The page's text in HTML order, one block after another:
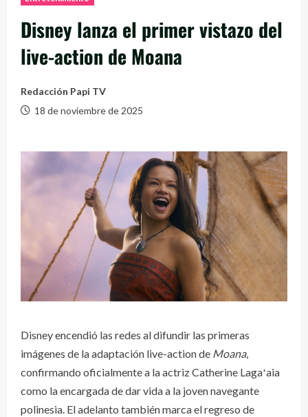
Disney lanza el primer vistazo del
live-action de Moana
Redacción Papi TV
18 de noviembre de 2025
Disney encendió las redes al difundir las primeras
imágenes de la adaptación live-action de Moana,
confirmando oficialmente a la actriz Catherine Lagaʻaia
como la encargada de dar vida a la joven navegante
polinesia. El adelanto también marca el regreso de